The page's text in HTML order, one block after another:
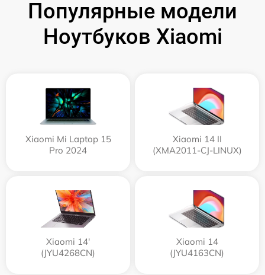
Популярные модели
Ноутбуков Xiaomi
Xiaomi Mi Laptop 15
Pro 2024
Xiaomi 14 II
(XMA2011-CJ-LINUX)
Xiaomi 14'
(JYU4268CN)
Xiaomi 14
(JYU4163CN)